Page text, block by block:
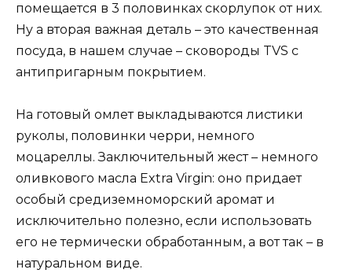
помещается в 3 половинках скорлупок от них.
Ну а вторая важная деталь – это качественная
посуда, в нашем случае – сковороды TVS с
антипригарным покрытием.
На готовый омлет выкладываются листики
руколы, половинки черри, немного
моцареллы. Заключительный жест – немного
оливкового масла Extra Virgin: оно придает
особый средиземноморский аромат и
исключительно полезно, если использовать
его не термически обработанным, а вот так – в
натуральном виде.